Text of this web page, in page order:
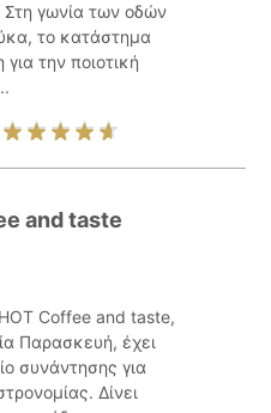
γωνία των οδών
το κατάστημα
την ποιοτική
and taste
Coffee and taste,
Παρασκευή, έχει
συνάντησης για
Δίνει